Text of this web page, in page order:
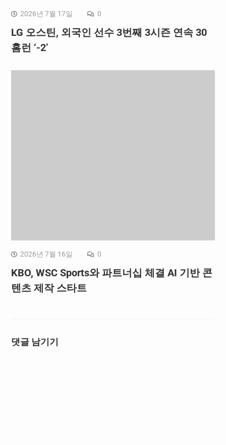
2026년 7월 17일 0
LG 오스틴, 외국인 선수 3번째 3시즌 연속 30
홈런 ‘-2’
2026년 7월 16일 0
KBO, WSC Sports와 파트너십 체결 AI 기반 콘
텐츠 제작 스타트
댓글 남기기